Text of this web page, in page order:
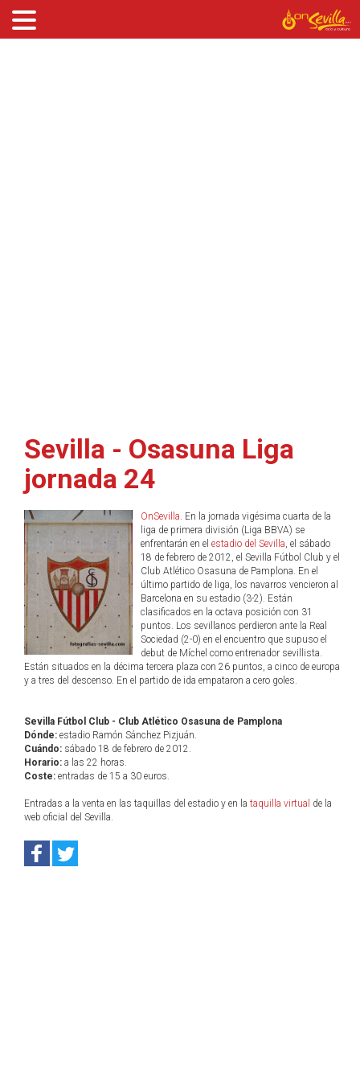
Sevilla - Osasuna Liga
jornada 24
OnSevilla. En la jornada vigésima cuarta de la
liga de primera división (Liga BBVA) se
enfrentarán en el estadio del Sevilla, el sábado
18 de febrero de 2012, el Sevilla Fútbol Club y el
Club Atlético Osasuna de Pamplona. En el
último partido de liga, los navarros vencieron al
Barcelona en su estadio (3-2). Están
clasificados en la octava posición con 31
puntos. Los sevillanos perdieron ante la Real
Sociedad (2-0) en el encuentro que supuso el
debut de Míchel como entrenador sevillista.
Están situados en la décima tercera plaza con 26 puntos, a cinco de europa
y a tres del descenso. En el partido de ida empataron a cero goles.
Sevilla Fútbol Club - Club Atlético Osasuna de Pamplona
Dónde: estadio Ramón Sánchez Pizjuán.
Cuándo: sábado 18 de febrero de 2012.
Horario: a las 22 horas.
Coste: entradas de 15 a 30 euros.
Entradas a la venta en las taquillas del estadio y en la taquilla virtual de la
web oficial del Sevilla.